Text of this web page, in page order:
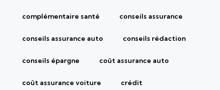
complémentaire santé conseils assurance
conseils assurance auto conseils rédaction
conseils épargne coût assurance auto
coût assurance voiture crédit